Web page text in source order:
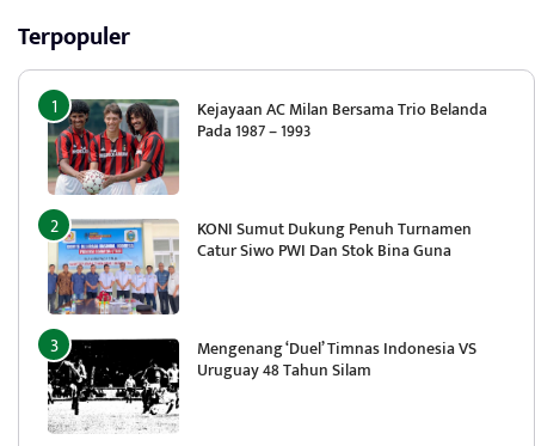
Terpopuler
Kejayaan AC Milan Bersama Trio Belanda
Pada 1987 – 1993
KONI Sumut Dukung Penuh Turnamen
Catur Siwo PWI Dan Stok Bina Guna
Mengenang ‘Duel’ Timnas Indonesia VS
Uruguay 48 Tahun Silam